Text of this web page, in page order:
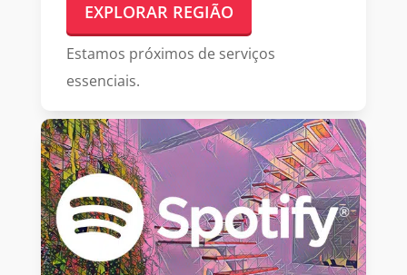
EXPLORAR REGIÃO
Estamos próximos de serviços
essenciais.